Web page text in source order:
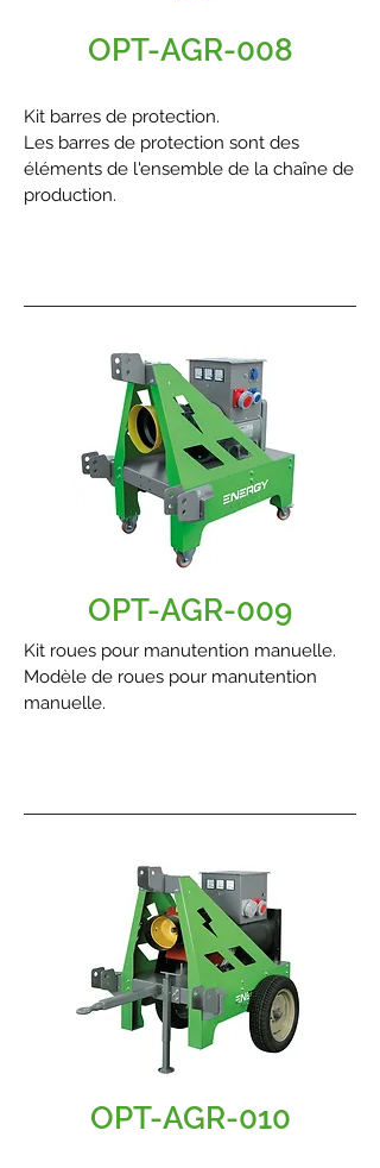
OPT-AGR-008
Kit barres de protection.
Les barres de protection sont des
éléments de l'ensemble de la chaîne de
production.
OPT-AGR-009
Kit roues pour manutention manuelle.
Modèle de roues pour manutention
manuelle.
OPT-AGR-010